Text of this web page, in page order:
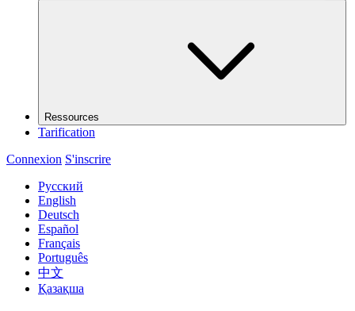
Ressources
Tarification
Connexion S'inscrire
Русский
English
Deutsch
Español
Français
Português
中文
Қазақша